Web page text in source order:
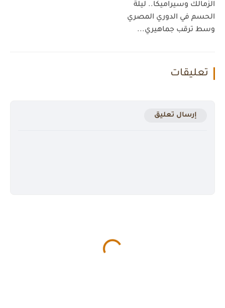
الزمالك وسيراميكا.. ليلة
الحسم في الدوري المصري
وسط ترقب جماهيري...
تعليقات
إرسال تعليق